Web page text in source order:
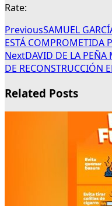
Rate:
PreviousSAMUEL
ESTÁ COMPROMETIDA
NextDAVID DE LA PEÑA
DE RECONSTRUCCIÓN
Related Posts